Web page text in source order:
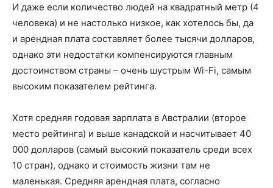
И даже если количество людей на квадратный метр (4
человека) и не настолько низкое, как хотелось бы, да
и арендная плата составляет более тысячи долларов,
однако эти недостатки компенсируются главным
достоинством страны – очень шустрым Wi-Fi, самым
высоким показателем рейтинга.
Хотя средняя годовая зарплата в Австралии (второе
место рейтинга) и выше канадской и насчитывает 40
000 долларов (самый высокий показатель среди всех
10 стран), однако и стоимость жизни там не
маленькая. Средняя арендная плата, согласно